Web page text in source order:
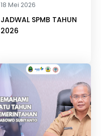
18 Mei 2026
JADWAL SPMB TAHUN
2026